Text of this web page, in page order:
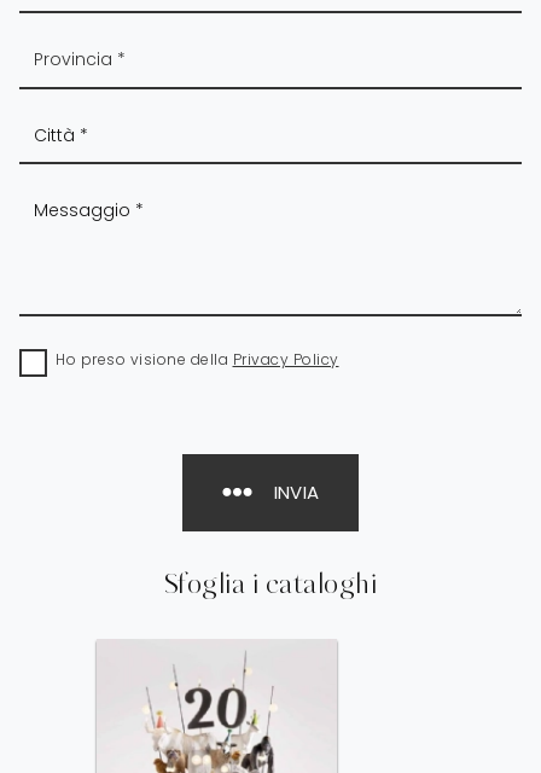
Sfoglia i cataloghi
Ho preso visione della Privacy Policy
INVIA